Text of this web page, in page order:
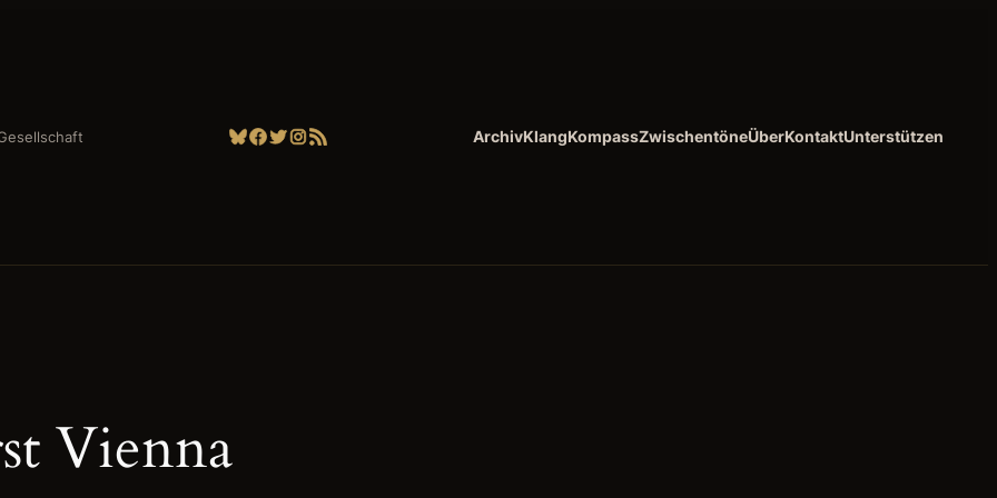
Bluesky
Facebook
Twitter
Instagram
RSS-Feed ArchivKlangKompassZwischentöneÜberKontaktUnterstützen
Vienna